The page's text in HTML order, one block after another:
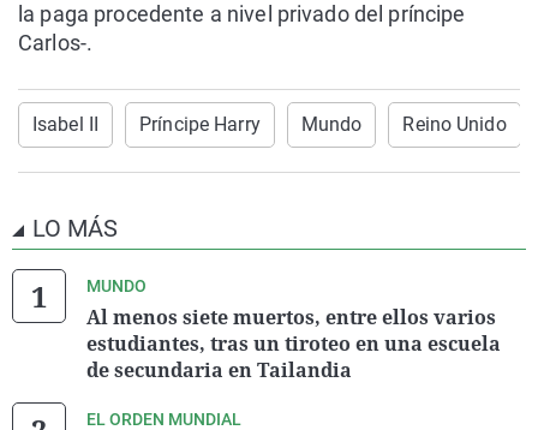
la paga procedente a nivel privado del príncipe
Carlos-.
Isabel II Príncipe Harry Mundo Reino Unido
LO MÁS
MUNDO
Al menos siete muertos, entre ellos varios
estudiantes, tras un tiroteo en una escuela
de secundaria en Tailandia
EL ORDEN MUNDIAL